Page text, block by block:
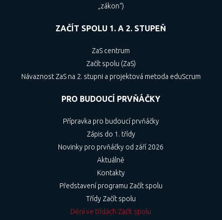
„zákon“)
ZAČÍT SPOLU 1. A 2. STUPEŇ
ZaS centrum
Začít spolu (ZaS)
Návaznost ZaS na 2. stupni a projektová metoda eduScrum
PRO BUDOUCÍ PRVŇÁČKY
Přípravka pro budoucí prvňáčky
Zápis do 1. třídy
Novinky pro prvňáčky od září 2026
Aktuálně
Kontakty
Představení programu Začít spolu
Třídy Začít spolu
Dění ve třídách Začít spolu